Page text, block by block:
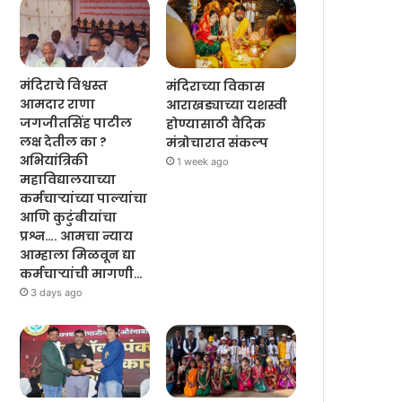
मंदिराचे विश्वस्त
आमदार राणा
जगजीतसिंह पाटील
लक्ष देतील का ?
अभियांत्रिकी
महाविद्यालयाच्या
कर्मचाऱ्यांच्या पाल्यांचा
आणि कुटुंबीयांचा
प्रश्न…. आमचा न्याय
आम्हाला मिळवून द्या
कर्मचाऱ्यांची मागणी…
3 days ago
मंदिराच्या विकास
आराखड्याच्या यशस्वी
होण्यासाठी वैदिक
मंत्रोचारात संकल्प
1 week ago